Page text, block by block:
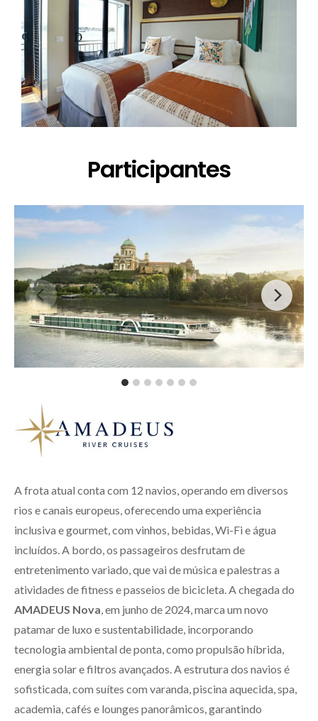
Participantes
A frota atual conta com 12 navios, operando em diversos
rios e canais europeus, oferecendo uma experiência
inclusiva e gourmet, com vinhos, bebidas, Wi-Fi e água
incluídos. A bordo, os passageiros desfrutam de
entretenimento variado, que vai de música e palestras a
atividades de fitness e passeios de bicicleta. A chegada do
AMADEUS Nova, em junho de 2024, marca um novo
patamar de luxo e sustentabilidade, incorporando
tecnologia ambiental de ponta, como propulsão híbrida,
energia solar e filtros avançados. A estrutura dos navios é
sofisticada, com suítes com varanda, piscina aquecida, spa,
academia, cafés e lounges panorâmicos, garantindo